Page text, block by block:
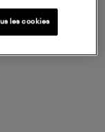
les cookies